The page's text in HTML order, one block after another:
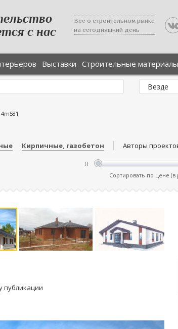
с нас
Все о строительном рынке
на сегодняшний день
Выставки Строительные материалы
Кирпичные, газобетон Авторы
Сортировать по цене (в
публикации